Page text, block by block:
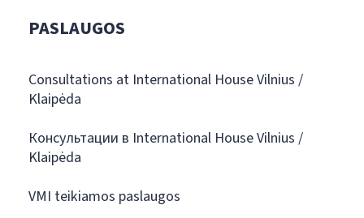
PASLAUGOS
Consultations at International House Vilnius /
Klaipėda
Консультации в International House Vilnius /
Klaipėda
VMI teikiamos paslaugos